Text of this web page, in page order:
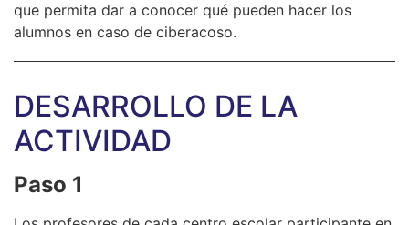
que permita dar a conocer qué pueden hacer los
alumnos en caso de ciberacoso.
DESARROLLO DE LA
ACTIVIDAD
Paso 1